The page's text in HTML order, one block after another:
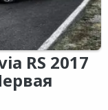
RS 2017